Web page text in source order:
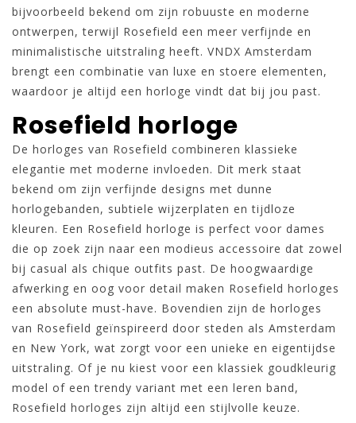
bijvoorbeeld bekend om zijn robuuste en moderne
ontwerpen, terwijl Rosefield een meer verfijnde en
minimalistische uitstraling heeft. VNDX Amsterdam
brengt een combinatie van luxe en stoere elementen,
waardoor je altijd een horloge vindt dat bij jou past.
Rosefield horloge
De horloges van Rosefield combineren klassieke
elegantie met moderne invloeden. Dit merk staat
bekend om zijn verfijnde designs met dunne
horlogebanden, subtiele wijzerplaten en tijdloze
kleuren. Een Rosefield horloge is perfect voor dames
die op zoek zijn naar een modieus accessoire dat zowel
bij casual als chique outfits past. De hoogwaardige
afwerking en oog voor detail maken Rosefield horloges
een absolute must-have. Bovendien zijn de horloges
van Rosefield geïnspireerd door steden als Amsterdam
en New York, wat zorgt voor een unieke en eigentijdse
uitstraling. Of je nu kiest voor een klassiek goudkleurig
model of een trendy variant met een leren band,
Rosefield horloges zijn altijd een stijlvolle keuze.